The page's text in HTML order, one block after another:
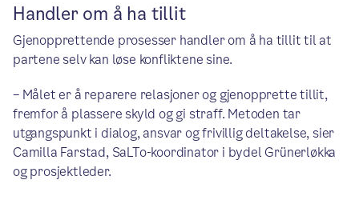
Handler om å ha tillit
Gjenopprettende prosesser handler om å ha tillit til at
partene selv kan løse konfliktene sine.
– Målet er å reparere relasjoner og gjenopprette tillit,
fremfor å plassere skyld og gi straff. Metoden tar
utgangspunkt i dialog, ansvar og frivillig deltakelse, sier
Camilla Farstad, SaLTo-koordinator i bydel Grünerløkka
og prosjektleder.